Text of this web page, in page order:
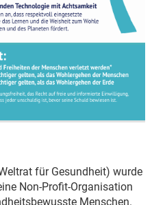
für Gesundheit) wurde
Non-Profit-Organisation
Menschen.